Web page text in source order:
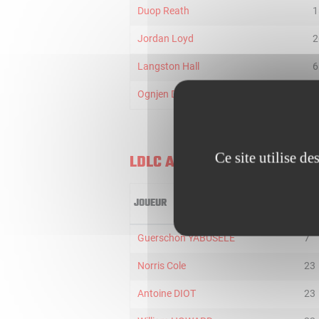
Duop Reath
Jordan Loyd
Langston Hall 6
Ognjen Dobric
LDLC ASVEL
JOUEUR
Guerschon YABUSELE 7
Norris Cole 23
Antoine DIOT 23
Ce site utilise